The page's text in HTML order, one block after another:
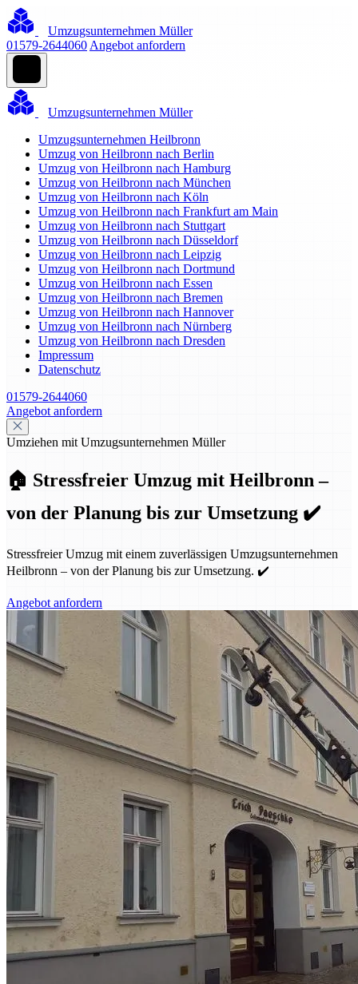
Umzugsunternehmen Müller
01579-2644060 Angebot anfordern
Umzugsunternehmen Müller
Umzugsunternehmen Heilbronn
Umzug von Heilbronn nach Berlin
Umzug von Heilbronn nach Hamburg
Umzug von Heilbronn nach München
Umzug von Heilbronn nach Köln
Umzug von Heilbronn nach Frankfurt am Main
Umzug von Heilbronn nach Stuttgart
Umzug von Heilbronn nach Düsseldorf
Umzug von Heilbronn nach Leipzig
Umzug von Heilbronn nach Dortmund
Umzug von Heilbronn nach Essen
Umzug von Heilbronn nach Bremen
Umzug von Heilbronn nach Hannover
Umzug von Heilbronn nach Nürnberg
Umzug von Heilbronn nach Dresden
Impressum
Datenschutz
01579-2644060
Angebot anfordern
Umziehen mit Umzugsunternehmen Müller
🏠 Stressfreier Umzug mit Heilbronn –
von der Planung bis zur Umsetzung ✔️
Stressfreier Umzug mit einem zuverlässigen Umzugsunternehmen
Heilbronn – von der Planung bis zur Umsetzung. ✔️
Angebot anfordern